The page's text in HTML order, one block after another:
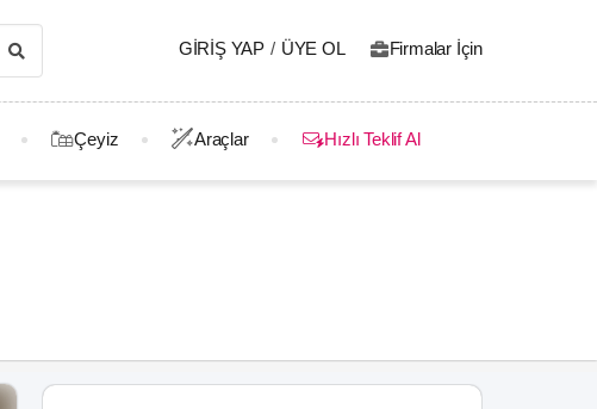
GIRIŞ YAP / ÜYE OL Firmalar İçin
Çeyiz Araçlar Hızlı Teklif Al